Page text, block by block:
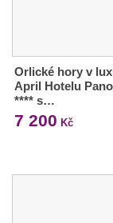
Orlické hory v
April Hotelu
**** s…
7 200 Kč